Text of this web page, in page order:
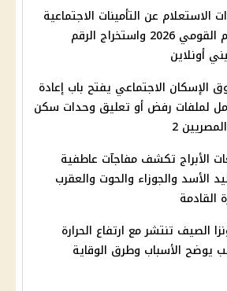
الاستعلام عن التأمينات الاجتماعية
بالرقم القومي 2026 واستخراج الرقم
أونلاين
الإسكان الاجتماعي يفتح باب إعادة
لملفات رفض أو تعليق وحدات سكن
2
الأبراج تكشف مفاجآت عاطفية
الأسد والجوزاء والحوت والعقرب
القادمة
الصيف تنتشر مع ارتفاع الحرارة
يوضح الأسباب وطرق الوقاية